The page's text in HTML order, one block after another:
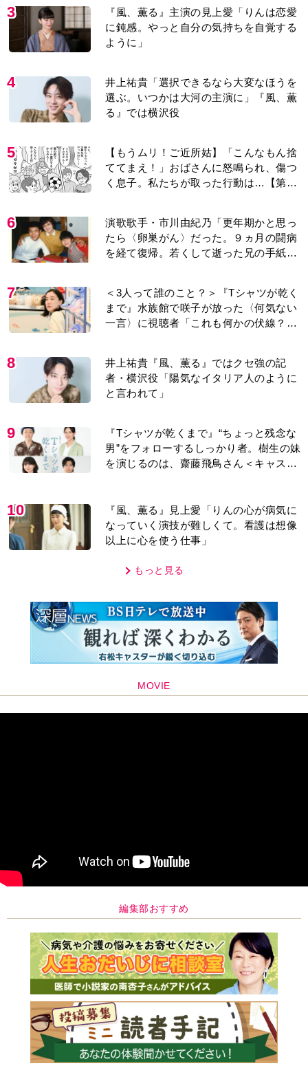
3
『風、薫る』主演の見上愛「りんは恋愛
に鈍感。やっと自分の気持ちを自覚する
ように」
4
井上祐貴「選択できるなら大変なほうを
選ぶ。いつかは大河の主演に」『風、薫
る』では横沢役
5
【もうムリ！ご近所姑】「こんなもん捨
ててまえ！」おばさんに怒鳴られ、傷つ
く息子。私たちが取った行動は…【第3
6
演歌歌手・市川由紀乃「更年期かと思っ
たら〈卵巣がん〉だった。９ヵ月の闘病
を経て復帰。若くして逝った兄の手紙を
7
＜3人って誰のこと？＞『Tシャツが乾く
まで』水族館で咲子が放った〈何気ない
一言〉に視聴者「これも何かの伏線？」
8
井上祐貴『風、薫る』ではクセ強の記
者・横沢役「陽気なイタリア人のように
と言われて」
9
『Tシャツが乾くまで』“ちょっと残念な
男”をフォローするしっかり者。樹生の妹
を演じるのは、齋藤飛鳥さん＜キャスト
10
『風、薫る』見上愛「りんの心が病気に
なっていく演技が難しくて。看護は想像
以上に心を使う仕事」
もっと見る
MOVIE
編集部おすすめ